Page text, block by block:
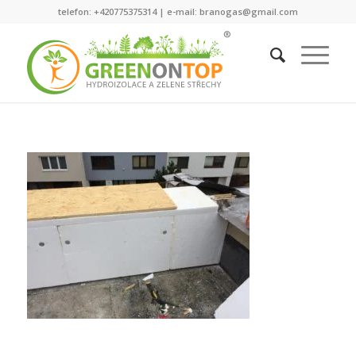
telefon: +420775375314 | e-mail: branogas@gmail.com